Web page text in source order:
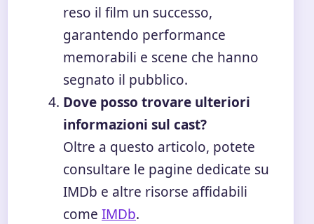
reso il film un successo,
garantendo performance
memorabili e scene che hanno
segnato il pubblico.
Dove posso trovare ulteriori
informazioni sul cast?
Oltre a questo articolo, potete
consultare le pagine dedicate su
IMDb e altre risorse affidabili
come IMDb.